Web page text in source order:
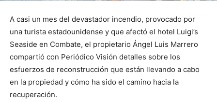
A casi un mes del devastador incendio, provocado por
una turista estadounidense y que afectó el hotel Luigi’s
Seaside en Combate, el propietario Ángel Luis Marrero
compartió con Periódico Visión detalles sobre los
esfuerzos de reconstrucción que están llevando a cabo
en la propiedad y cómo ha sido el camino hacia la
recuperación.